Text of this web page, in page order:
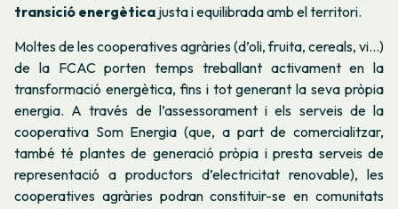
transició energètica justa i equilibrada amb el territori.
Moltes de les cooperatives agràries (d’oli, fruita, cereals, vi…)
de la FCAC porten temps treballant activament en la
transformació energètica, fins i tot generant la seva pròpia
energia. A través de l’assessorament i els serveis de la
cooperativa Som Energia (que, a part de comercialitzar,
també té plantes de generació pròpia i presta serveis de
representació a productors d’electricitat renovable), les
cooperatives agràries podran constituir-se en comunitats